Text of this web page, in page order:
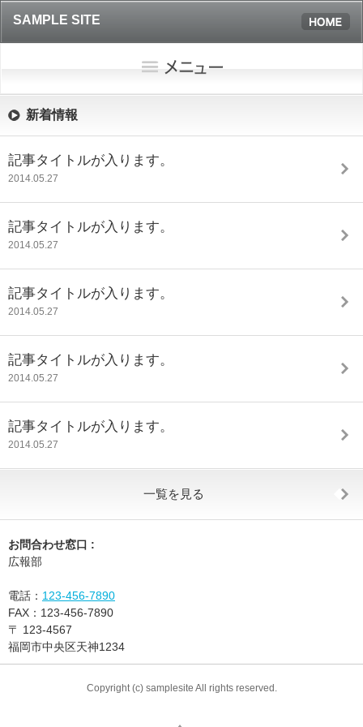
SAMPLE SITE
新着情報
記事タイトルが入ります。
2014.05.27
記事タイトルが入ります。
2014.05.27
記事タイトルが入ります。
2014.05.27
記事タイトルが入ります。
2014.05.27
記事タイトルが入ります。
2014.05.27
一覧を見る
お問合わせ窓口 :
広報部
電話： 123-456-7890
FAX： 123-456-7890
〒 123-4567
福岡市中央区天神1234
Copyright (c) samplesite All rights reserved.